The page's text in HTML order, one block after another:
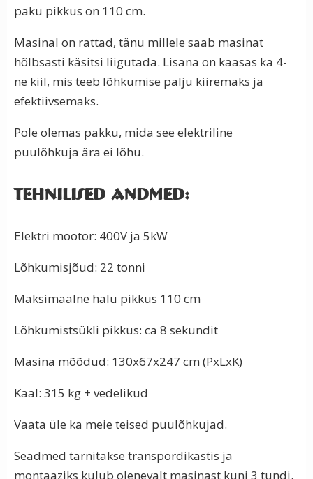
paku pikkus on 110 cm.
Masinal on rattad, tänu millele saab masinat
hõlbsasti käsitsi liigutada. Lisana on kaasas ka 4-
ne kiil, mis teeb lõhkumise palju kiiremaks ja
efektiivsemaks.
Pole olemas pakku, mida see elektriline
puulõhkuja ära ei lõhu.
Tehnilised andmed:
Elektri mootor: 400V ja 5kW
Lõhkumisjõud: 22 tonni
Maksimaalne halu pikkus 110 cm
Lõhkumistsükli pikkus: ca 8 sekundit
Masina mõõdud: 130x67x247 cm (PxLxK)
Kaal: 315 kg + vedelikud
Vaata üle ka meie teised puulõhkujad.
Seadmed tarnitakse transpordikastis ja
montaaziks kulub olenevalt masinast kuni 3 tundi.